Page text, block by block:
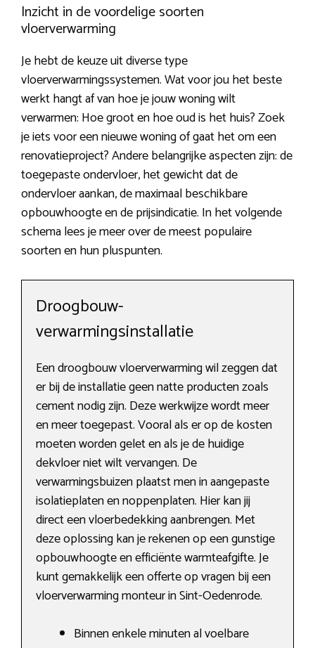
Inzicht in de voordelige soorten
vloerverwarming
Je hebt de keuze uit diverse type
vloerverwarmingssystemen. Wat voor jou het beste
werkt hangt af van hoe je jouw woning wilt
verwarmen: Hoe groot en hoe oud is het huis? Zoek
je iets voor een nieuwe woning of gaat het om een
renovatieproject? Andere belangrijke aspecten zijn: de
toegepaste ondervloer, het gewicht dat de
ondervloer aankan, de maximaal beschikbare
opbouwhoogte en de prijsindicatie. In het volgende
schema lees je meer over de meest populaire
soorten en hun pluspunten.
Droogbouw-
verwarmingsinstallatie
Een droogbouw vloerverwarming wil zeggen dat
er bij de installatie geen natte producten zoals
cement nodig zijn. Deze werkwijze wordt meer
en meer toegepast. Vooral als er op de kosten
moeten worden gelet en als je de huidige
dekvloer niet wilt vervangen. De
verwarmingsbuizen plaatst men in aangepaste
isolatieplaten en noppenplaten. Hier kan jij
direct een vloerbedekking aanbrengen. Met
deze oplossing kan je rekenen op een gunstige
opbouwhoogte en efficiënte warmteafgifte. Je
kunt gemakkelijk een offerte op vragen bij een
vloerverwarming monteur in Sint-Oedenrode.
Binnen enkele minuten al voelbare